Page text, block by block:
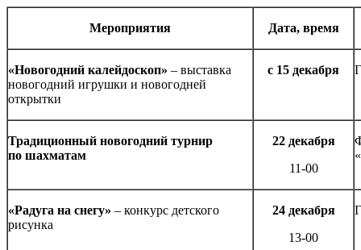
Мероприятия Дата, время
«Новогодний калейдоскоп» – выставка
новогодний игрушки и новогодней
открытки
с 15 декабря
Традиционный новогодний турнир
по шахматам
22 декабря
11-00
«Радуга на снегу» – конкурс детского
рисунка
24 декабря
13-00